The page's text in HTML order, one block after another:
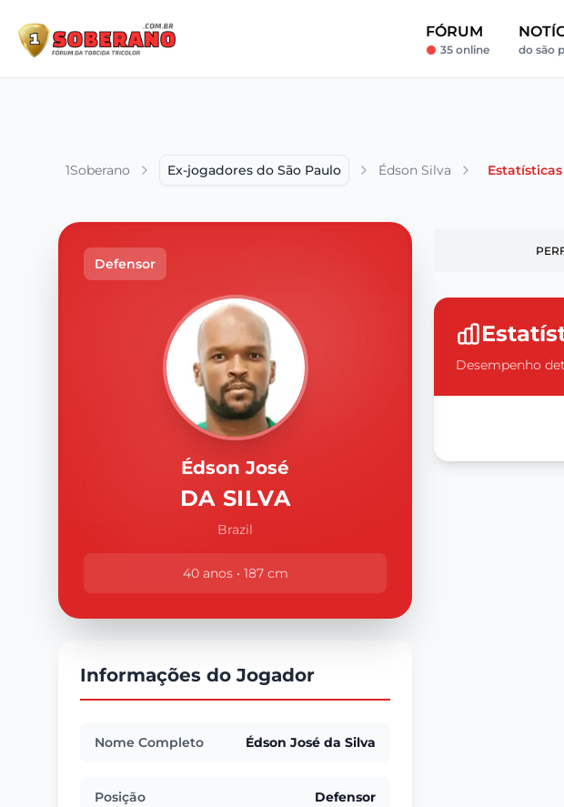
FÓRUM
35 online do são
1Soberano Ex-jogadores do São Paulo Édson Silva Estatísticas
Defensor
Édson José
DA SILVA
Brazil
40 anos • 187 cm
Informações do Jogador
Nome Completo Édson José da Silva
Posição Defensor
Desempenho